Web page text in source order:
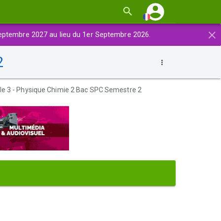
×
2027 au lieu du 1er Septembre 2026.
3 - Physique Chimie 2 Bac SPC Semestre 2